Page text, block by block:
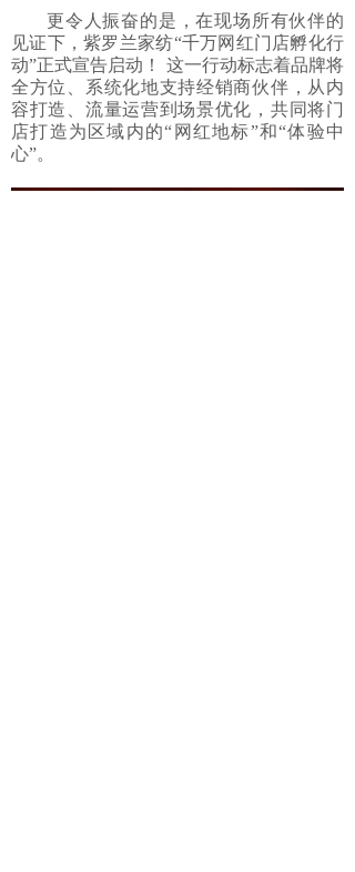
更令人振奋的是，在现场所有伙伴的
见证下，紫罗兰家纺“千万网红门店孵化行
动”正式宣告启动！ 这一行动标志着品牌将
全方位、系统化地支持经销商伙伴，从内
容打造、流量运营到场景优化，共同将门
店打造为区域内的“网红地标”和“体验中
心”。